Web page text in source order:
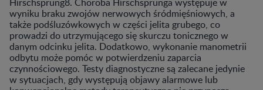
wyniku braku zwojów nerwowych śródmięśniowych, a
także podśluzówkowych w części jelita grubego, co
prowadzi do utrzymującego się skurczu tonicznego w
danym odcinku jelita. Dodatkowo, wykonanie manometrii
odbytu może pomóc w potwierdzeniu zaparcia
czynnościowego. Testy diagnostyczne są zalecane jedynie
w sytuacjach, gdy występują objawy alarmowe lub